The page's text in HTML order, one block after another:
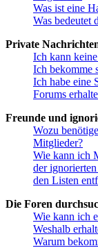
Was ist eine
Was bedeutet
Private
Ich kann
Ich bekomme
Ich habe eine
Forums
Freunde und
Wozu
Mitglieder?
Wie kann ich
der
den Listen
Die Foren
Wie kann ich
Weshalb
Warum